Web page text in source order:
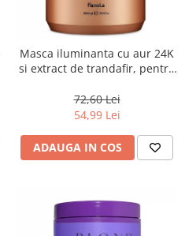
Masca iluminanta cu aur 24K
si extract de trandafir, pentru
Oro Therapy, 1000 ml
72,60 Lei
54,99 Lei
ADAUGA IN COS